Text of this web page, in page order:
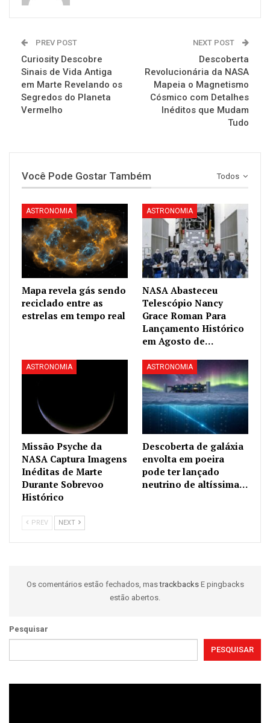
PREV POST
Curiosity Descobre
Sinais de Vida Antiga
em Marte Revelando os
Segredos do Planeta
Vermelho
NEXT POST
Descoberta
Revolucionária da NASA
Mapeia o Magnetismo
Cósmico com Detalhes
Inéditos que Mudam
Tudo
Todos
Você Pode Gostar Também
ASTRONOMIA
Mapa revela gás sendo
reciclado entre as
estrelas em tempo real
ASTRONOMIA
NASA Abasteceu
Telescópio Nancy
Grace Roman Para
Lançamento Histórico
em Agosto de…
ASTRONOMIA
Missão Psyche da
NASA Captura Imagens
Inéditas de Marte
Durante Sobrevoo
Histórico
ASTRONOMIA
Descoberta de galáxia
envolta em poeira
pode ter lançado
neutrino de altíssima…
PREV NEXT
Os comentários estão fechados, mastrackbacks E pingbacks
estão abertos.
Pesquisar
PESQUISAR